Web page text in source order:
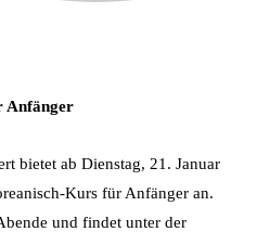
Anfänger
bietet ab Dienstag, 21. Januar
Kurs für Anfänger an.
und findet unter der